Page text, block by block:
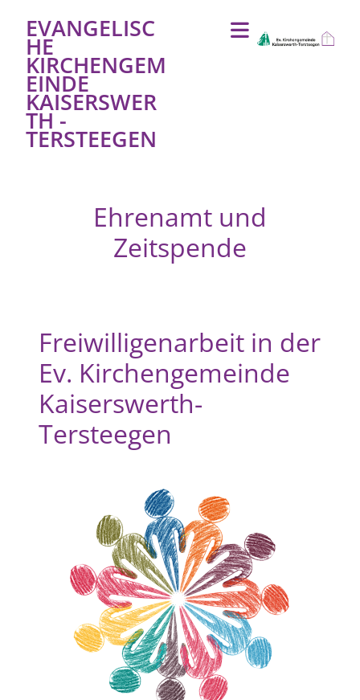
EVANGELISC
HE
KIRCHENGEM
EINDE
KAISERSWER
TH -
TERSTEEGEN
Ehrenamt und
Zeitspende
Freiwilligenarbeit in der
Ev. Kirchengemeinde
Kaiserswerth-
Tersteegen